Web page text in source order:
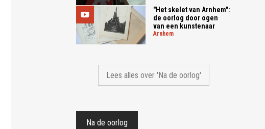
"Het skelet van Arnhem":
de oorlog door ogen
van een kunstenaar
arnhem
Lees alles over 'Na de oorlog'
Na de oorlog